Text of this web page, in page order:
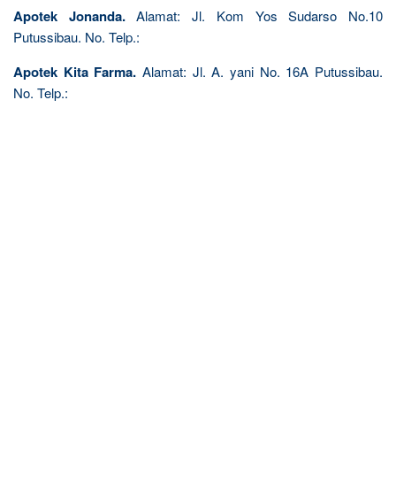
Apotek Jonanda.Alamat: Jl. Kom Yos Sudarso No.10
Putussibau. No. Telp.:
Apotek Kita Farma. Alamat: Jl. A. yani No. 16A Putussibau.
No. Telp.: